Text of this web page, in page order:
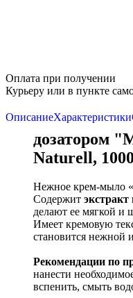
Оплата при получении
Курьеру или в пункте
ОписаниеХарактеристики
дозатором
Naturell,
Нежное крем-мыло
Содержит
делают ее мягкой и
Имеет кремовую
становится нежной
Рекомендации по
нанести
вспенить, смыть